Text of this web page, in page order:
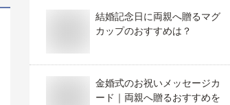
結婚記念日に両親へ贈るマグ
カップのおすすめは？
金婚式のお祝いメッセージカ
ード｜両親へ贈るおすすめを